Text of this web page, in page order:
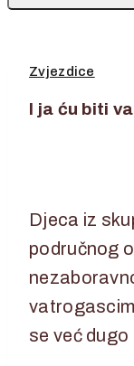
Zvjezdice
I ja ću biti
Djeca iz
područnog
se već